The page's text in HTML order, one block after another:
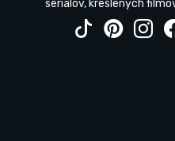
seriálov, kreslených